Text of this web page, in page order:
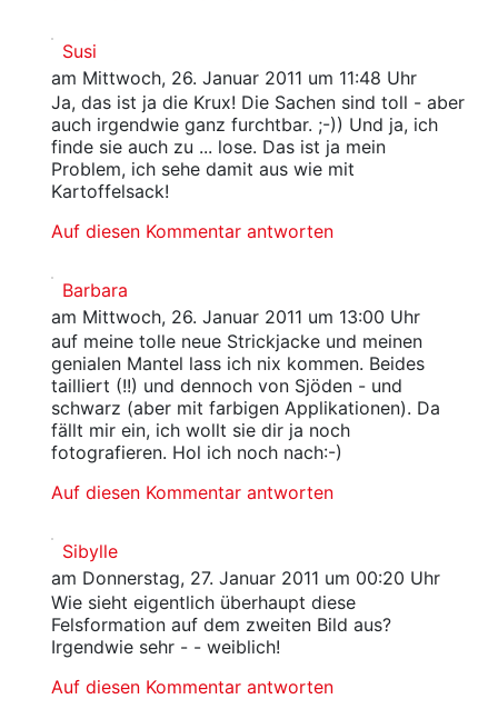
Susi
am Mittwoch, 26. Januar 2011 um 11:48 Uhr
Ja, das ist ja die Krux! Die Sachen sind toll - aber
auch irgendwie ganz furchtbar. ;-)) Und ja, ich
finde sie auch zu ... lose. Das ist ja mein
Problem, ich sehe damit aus wie mit
Kartoffelsack!
Auf diesen Kommentar antworten
Barbara
am Mittwoch, 26. Januar 2011 um 13:00 Uhr
auf meine tolle neue Strickjacke und meinen
genialen Mantel lass ich nix kommen. Beides
tailliert (!!) und dennoch von Sjöden - und
schwarz (aber mit farbigen Applikationen). Da
fällt mir ein, ich wollt sie dir ja noch
fotografieren. Hol ich noch nach:-)
Auf diesen Kommentar antworten
Sibylle
am Donnerstag, 27. Januar 2011 um 00:20 Uhr
Wie sieht eigentlich überhaupt diese
Felsformation auf dem zweiten Bild aus?
Irgendwie sehr - - weiblich!
Auf diesen Kommentar antworten